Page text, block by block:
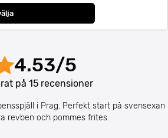
4.53/5
på 15recensioner
i Prag. Perfekt start på svensexan
revben och pommes frites.